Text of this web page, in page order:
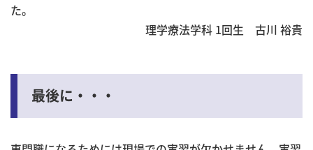
理学療法学科 1回生 古川 裕貴
最後に・・・